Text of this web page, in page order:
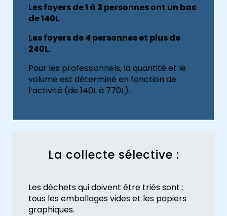
Les foyers de 1 à 3 personnes ont un bac
de 140L
Les foyers de 4 personnes et plus de
240L.
Pour les professionnels, la quantité et le
volume est déterminé en fonction de
l’activité (de 140L à 770L).
La collecte sélective :
Les déchets qui doivent être triés sont :
tous les emballages vides et les papiers
graphiques.